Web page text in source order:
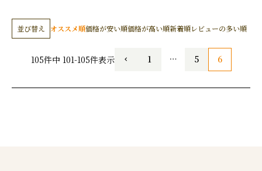
並び替え オススメ順価格が安い順価格が高い順新着順レビューの多い順
105件中 101-105件表示 1 … 5 6